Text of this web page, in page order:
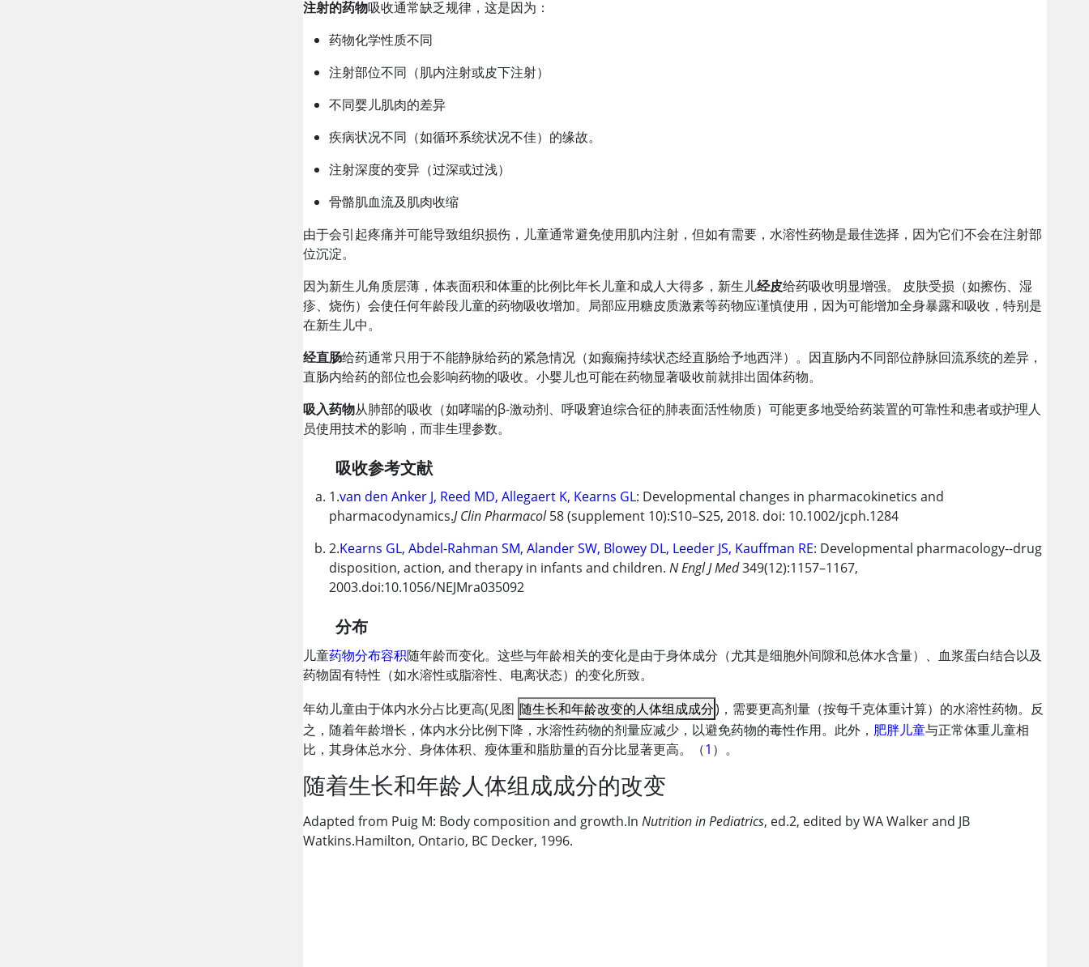
注射的药物吸收通常缺乏规律，这是因为：
药物化学性质不同
注射部位不同（肌内注射或皮下注射）
不同婴儿肌肉的差异
疾病状况不同（如循环系统状况不佳）的缘故。
注射深度的变异（过深或过浅）
骨骼肌血流及肌肉收缩
由于会引起疼痛并可能导致组织损伤，儿童通常避免使用肌内注射，但如有需要，水溶性药物是最佳选择，因为它们不会在注射部
位沉淀。
因为新生儿角质层薄，体表面积和体重的比例比年长儿童和成人大得多，新生儿经皮给药吸收明显增强。 皮肤受损（如擦伤、湿
疹、烧伤）会使任何年龄段儿童的药物吸收增加。局部应用糖皮质激素等药物应谨慎使用，因为可能增加全身暴露和吸收，特别是
在新生儿中。
经直肠给药通常只用于不能静脉给药的紧急情况（如癫痫持续状态经直肠给予地西泮）。因直肠内不同部位静脉回流系统的差异，
直肠内给药的部位也会影响药物的吸收。小婴儿也可能在药物显著吸收前就排出固体药物。
吸入药物从肺部的吸收（如哮喘的β-激动剂、呼吸窘迫综合征的肺表面活性物质）可能更多地受给药装置的可靠性和患者或护理人
员使用技术的影响，而非生理参数。
吸收参考文献
1.van den Anker J, Reed MD, Allegaert K, Kearns GL: Developmental changes in pharmacokinetics and
pharmacodynamics.J Clin Pharmacol58 (supplement 10):S10–S25, 2018. doi: 10.1002/jcph.1284
2.Kearns GL, Abdel-Rahman SM, Alander SW, Blowey DL, Leeder JS, Kauffman RE: Developmental pharmacology--drug
disposition, action, and therapy in infants and children.N Engl J Med349(12):1157–1167,
2003.doi:10.1056/NEJMra035092
分布
儿童药物分布容积随年龄而变化。这些与年龄相关的变化是由于身体成分（尤其是细胞外间隙和总体水含量）、血浆蛋白结合以及
药物固有特性（如水溶性或脂溶性、电离状态）的变化所致。
年幼儿童由于体内水分占比更高(见图 随生长和年龄改变的人体组成成分)，需要更高剂量（按每千克体重计算）的水溶性药物。反
之，随着年龄增长，体内水分比例下降，水溶性药物的剂量应减少，以避免药物的毒性作用。此外， 肥胖儿童与正常体重儿童相
比，其身体总水分、身体体积、瘦体重和脂肪量的百分比显著更高。（1 ）。
随着生长和年龄人体组成成分的改变
Adapted from Puig M: Body composition and growth.InNutrition in Pediatrics, ed.2, edited by WA Walker and JB
Watkins.Hamilton, Ontario, BC Decker, 1996.